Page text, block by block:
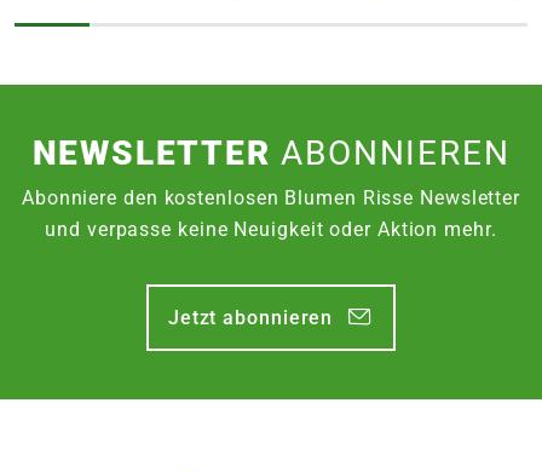
NEWSLETTERABONNIEREN
Abonniere den kostenlosen Blumen Risse Newsletter
und verpasse keine Neuigkeit oder Aktion mehr.
Jetzt abonnieren